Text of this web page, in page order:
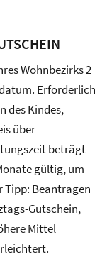
Wohnbezirks 2
Erforderlich
des Kindes,
über
beträgt
gültig, um
Tipp: Beantragen
Gutschein,
Mittel